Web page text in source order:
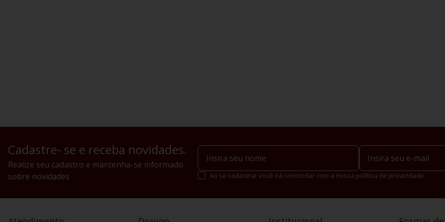
Cadastre- se e receba novidades.
Realize seu cadastro e mantenha-se informado
sobre novidades
Ao se cadastrar você irá concordar com a nossa política de privacidade.